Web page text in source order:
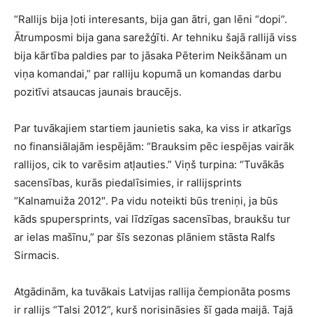
“Rallijs bija ļoti interesants, bija gan ātri, gan lēni “dopi”.
Ātrumposmi bija gana sarežģīti. Ar tehniku šajā rallijā viss
bija kārtība paldies par to jāsaka Pēterim Neikšānam un
viņa komandai,” par ralliju kopumā un komandas darbu
pozitīvi atsaucas jaunais braucējs.
Par tuvākajiem startiem jaunietis saka, ka viss ir atkarīgs
no finansiālajām iespējām: “Brauksim pēc iespējas vairāk
rallijos, cik to varēsim atļauties.” Viņš turpina: “Tuvākās
sacensības, kurās piedalīsimies, ir rallijsprints
“Kalnamuiža 2012″. Pa vidu noteikti būs treniņi, ja būs
kāds spupersprints, vai līdzīgas sacensības, braukšu tur
ar ielas mašīnu,” par šīs sezonas plāniem stāsta Ralfs
Sirmacis.
Atgādinām, ka tuvākais Latvijas rallija čempionāta posms
ir rallijs “Talsi 2012”, kurš norisināsies šī gada maijā. Tajā